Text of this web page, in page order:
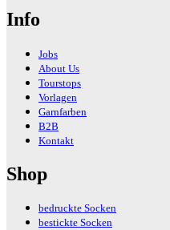
Info
Jobs
About Us
Tourstops
Vorlagen
Garnfarben
B2B
Kontakt
Shop
bedruckte Socken
bestickte Socken